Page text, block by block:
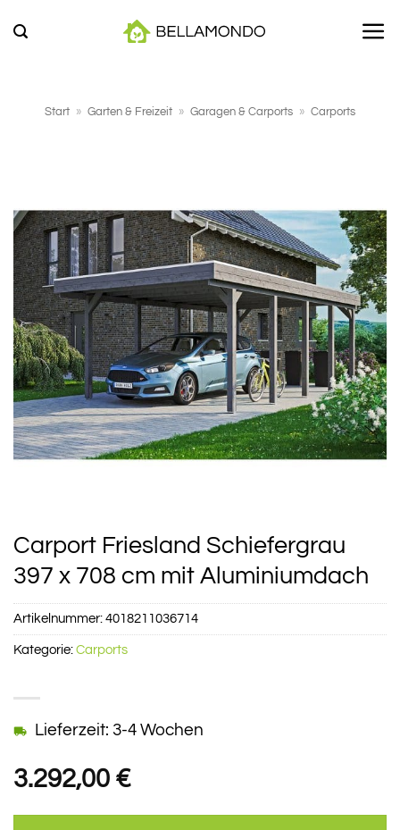
Inhalt
Start » Garten & Freizeit » Garagen & Carports » Carports
Carport Friesland Schiefergrau
397 x 708 cm mit Aluminiumdach
3.292,00 €
Lieferzeit: 3-4 Wochen
Artikelnummer: 4018211036714
Kategorie: Carports